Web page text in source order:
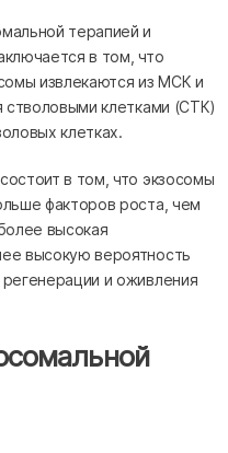
терапией и
в том, что
извлекаются из МСК и
стволовыми клетками (СТК)
клетках.
в том, что экзосомы
факторов роста, чем
высокая
высокую вероятность
и оживления